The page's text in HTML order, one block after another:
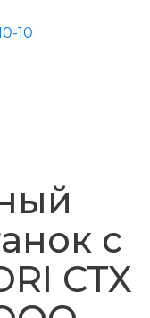
10
с
CTX